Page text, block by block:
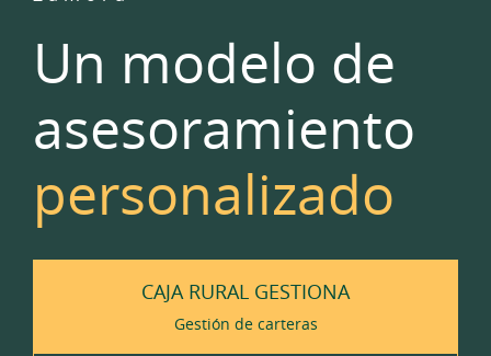
Un modelo de
asesoramiento
personalizado
CAJA RURAL GESTIONA
Gestión de carteras